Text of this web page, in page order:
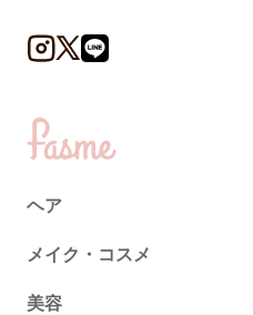
ヘア
メイク・コスメ
美容